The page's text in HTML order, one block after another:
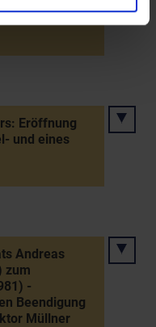
Ternitz
Eröffnung
und eines
Andreas
zum
-
Beendigung
Müllner